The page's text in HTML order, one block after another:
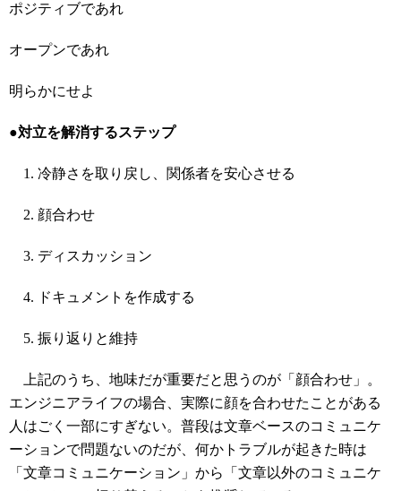
ポジティブであれ
オープンであれ
明らかにせよ
●対立を解消するステップ
冷静さを取り戻し、関係者を安心させる
顔合わせ
ディスカッション
ドキュメントを作成する
振り返りと維持
上記のうち、地味だが重要だと思うのが「顔合わせ」。
エンジニアライフの場合、実際に顔を合わせたことがある
人はごく一部にすぎない。普段は文章ベースのコミュニケ
ーションで問題ないのだが、何かトラブルが起きた時は
「文章コミュニケーション」から「文章以外のコミュニケ